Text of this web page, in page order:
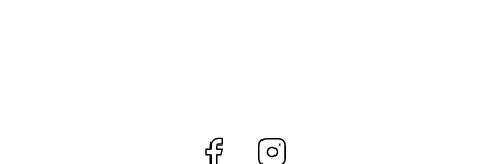
Facebook